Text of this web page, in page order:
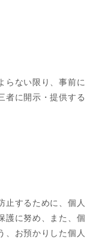
らない限り、事前に
者に開示・提供する
止するために、個人
護に努め、また、個
、お預かりした個人